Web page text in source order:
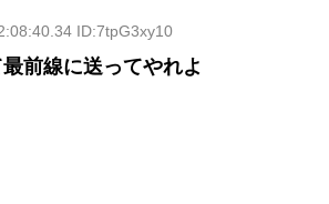
ID:7tpG3xy10
前線に送ってやれよ